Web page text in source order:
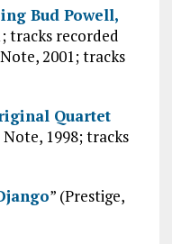
Bud Powell,
tracks recorded
2001; tracks
Quartet
Note, 1998; tracks
” (Prestige,